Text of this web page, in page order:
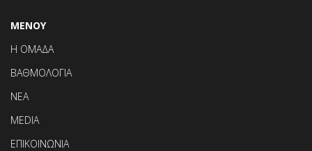
ΜΕΝΟΥ
Η ΟΜΑΔΑ
ΒΑΘΜΟΛΟΓΙΑ
ΝΕΑ
MEDIA
ΕΠΙΚΟΙΝΩΝΙΑ